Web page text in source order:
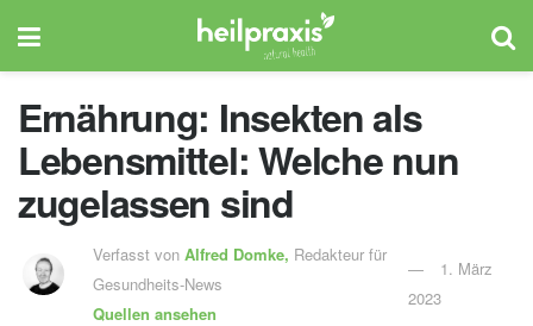
Ernährung: Insekten als
Lebensmittel: Welche nun
zugelassen sind
Verfasst von Alfred Domke, Redakteur für
Gesundheits-News
Quellen ansehen
1. März
2023